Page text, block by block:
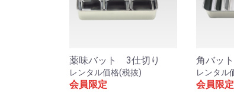
薬味バット 3仕切り
レンタル価格(税抜)
会員限定
角バッ
レンタル
会員限定